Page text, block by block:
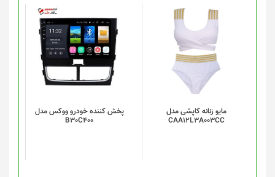
محصول
انتخاب
شوند
محصول
انتخاب
شوند
مایو زنانه کاپشی مدل
CAA12L3A003CC
این
محصول
دارای
انواع
مختلفی
می
گزینه
ها
پخش کننده خودرو ووکس مدل
B30C400